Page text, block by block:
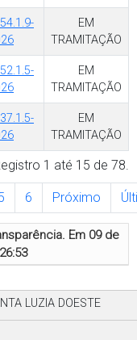
EM
TRAMITAÇÃO
EM
TRAMITAÇÃO
EM
TRAMITAÇÃO
1 até 15 de 78.
6 Próximo
Em 09 de
LUZIA DOESTE